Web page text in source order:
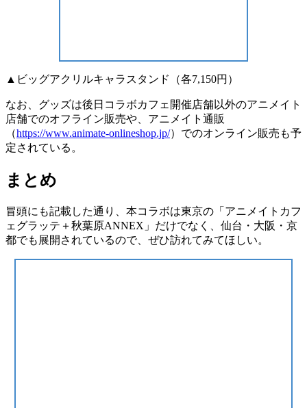
▲ビッグアクリルキャラスタンド（各7,150円）
なお、グッズは後日コラボカフェ開催店舗以外のアニメイト
店舗でのオフライン販売や、アニメイト通販
（https://www.animate-onlineshop.jp/）でのオンライン販売も予
定されている。
まとめ
冒頭にも記載した通り、本コラボは東京の「アニメイトカフ
ェグラッテ＋秋葉原ANNEX」だけでなく、 仙台・大阪・京
都でも展開されているので、ぜひ訪れてみてほしい。